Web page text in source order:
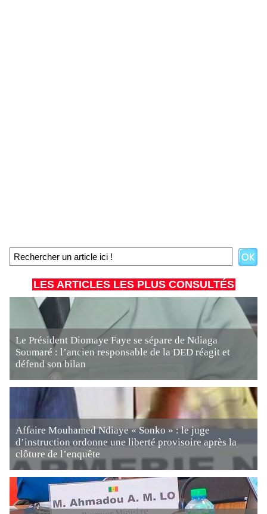
LES ARTICLES LES PLUS CONSULTÉS
Le Président Diomaye Faye se sépare de Ndiaga
Soumaré : l’ancien responsable de la DED réagit et
défend son bilan
Affaire Mouhamed Ndiaye « Sonko » : le juge
d’instruction ordonne une liberté provisoire après la
clôture de l’enquête